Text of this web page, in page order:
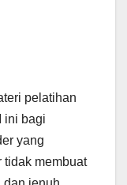
pelatihan
ini bagi
yang
tidak membuat